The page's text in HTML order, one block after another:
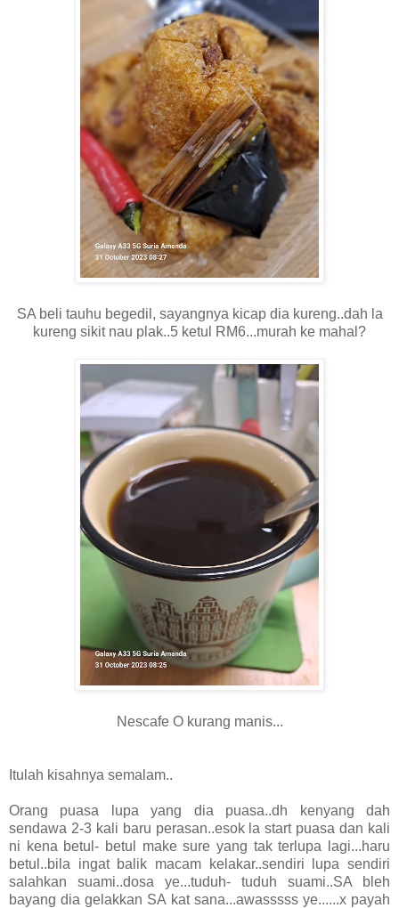
SA beli tauhu begedil, sayangnya kicap dia kureng..dah la
kureng sikit nau plak..5 ketul RM6...murah ke mahal?
Nescafe O kurang manis...
Itulah kisahnya semalam..
Orang puasa lupa yang dia puasa..dh kenyang dah
sendawa 2-3 kali baru perasan..esok la start puasa dan kali
ni kena betul- betul make sure yang tak terlupa lagi...haru
betul..bila ingat balik macam kelakar..sendiri lupa sendiri
salahkan suami..dosa ye...tuduh- tuduh suami..SA bleh
bayang dia gelakkan SA kat sana...awasssss ye......x payah